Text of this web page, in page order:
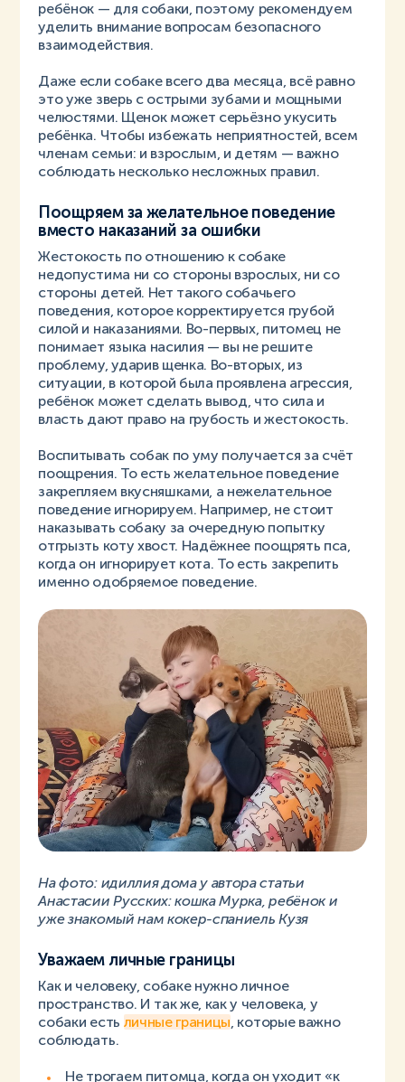
ребёнок — для собаки, поэтому рекомендуем
уделить внимание вопросам безопасного
взаимодействия.
Даже если собаке всего два месяца, всё равно
это уже зверь с острыми зубами и мощными
челюстями. Щенок может серьёзно укусить
ребёнка. Чтобы избежать неприятностей, всем
членам семьи: и взрослым, и детям — важно
соблюдать несколько несложных правил.
Поощряем за желательное поведение
вместо наказаний за ошибки
Жестокость по отношению к собаке
недопустима ни со стороны взрослых, ни со
стороны детей. Нет такого собачьего
поведения, которое корректируется грубой
силой и наказаниями. Во-первых, питомец не
понимает языка насилия — вы не решите
проблему, ударив щенка. Во-вторых, из
ситуации, в которой была проявлена агрессия,
ребёнок может сделать вывод, что сила и
власть дают право на грубость и жестокость.
Воспитывать собак по уму получается за счёт
поощрения. То есть желательное поведение
закрепляем вкусняшками, а нежелательное
поведение игнорируем. Например, не стоит
наказывать собаку за очередную попытку
отгрызть коту хвост. Надёжнее поощрять пса,
когда он игнорирует кота. То есть закрепить
именно одобряемое поведение.
На фото: идиллия дома у автора статьи
Анастасии Русских: кошка Мурка, ребёнок и
уже знакомый нам кокер-спаниель Кузя
Уважаем личные границы
Как и человеку, собаке нужно личное
пространство. И так же, как у человека, у
собаки есть личные границы , которые важно
соблюдать.
Не трогаем питомца, когда он уходит «к